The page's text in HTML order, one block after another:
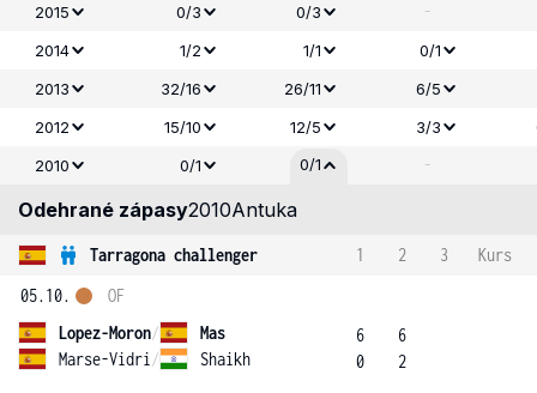
2015 0/3 0/3 -
2014 1/2 1/1
0/1
2013
32/16 26/11
6/5
2012
15/10 12/5 3/3
2010
0/1 0/1 -
Odehrané zápasy2010Antuka
Tarragona challenger 1 2 3
Kurs
05.10.
Lopez-Moron/
Mas
Marse-Vidri / Shaikh
OF
6
0
6
2